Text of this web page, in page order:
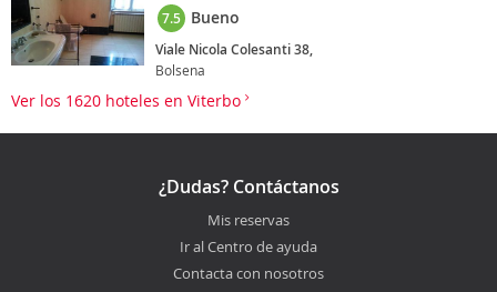
7.5 Bueno
Viale Nicola Colesanti 38,
Bolsena
Ver los 1620 hoteles en Viterbo
¿Dudas? Contáctanos
Mis reservas
Ir al Centro de ayuda
Contacta con nosotros